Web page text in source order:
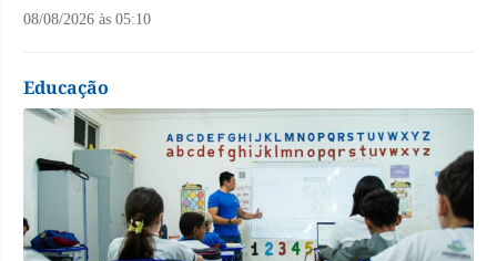
08/08/2026 às 05:10
Educação